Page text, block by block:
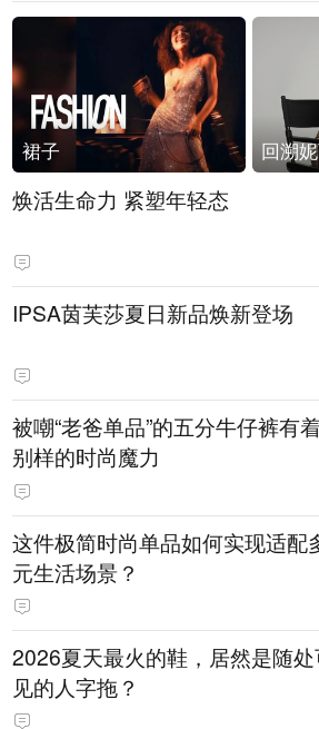
裙子
焕活生命力 紧塑年轻态
IPSA茵芙莎夏日新品焕新登场
被嘲“老爸单品”的五分牛仔裤有
别样的时尚魔力
这件极简时尚单品如何实现适配
元生活场景？
2026夏天最火的鞋，居然是随
见的人字拖？